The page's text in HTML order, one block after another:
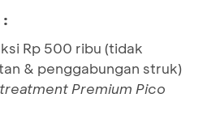
:
Rp 500 ribu (tidak
& penggabungan struk)
treatment Premium Pico